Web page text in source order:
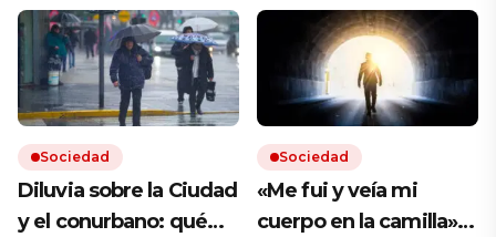
Sociedad
Diluvia sobre la Ciudad
y el conurbano: qué
Sociedad
«Me fui y veía mi
cuerpo en la camilla»: